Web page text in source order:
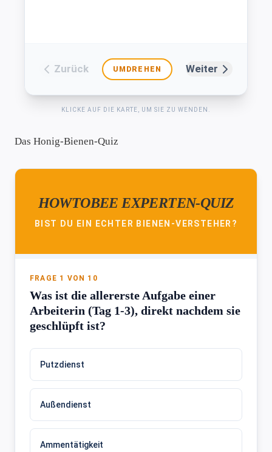
Zurück UMDREHEN Weiter
KLICKE AUF DIE KARTE, UM SIE ZU WENDEN.
Das Honig-Bienen-Quiz
HOWTOBEE EXPERTEN-QUIZ
BIST DU EIN ECHTER BIENEN-VERSTEHER?
FRAGE 1 VON 10
Was ist die allererste Aufgabe einer
Arbeiterin (Tag 1-3), direkt nachdem sie
geschlüpft ist?
Putzdienst
Außendienst
Ammentätigkeit